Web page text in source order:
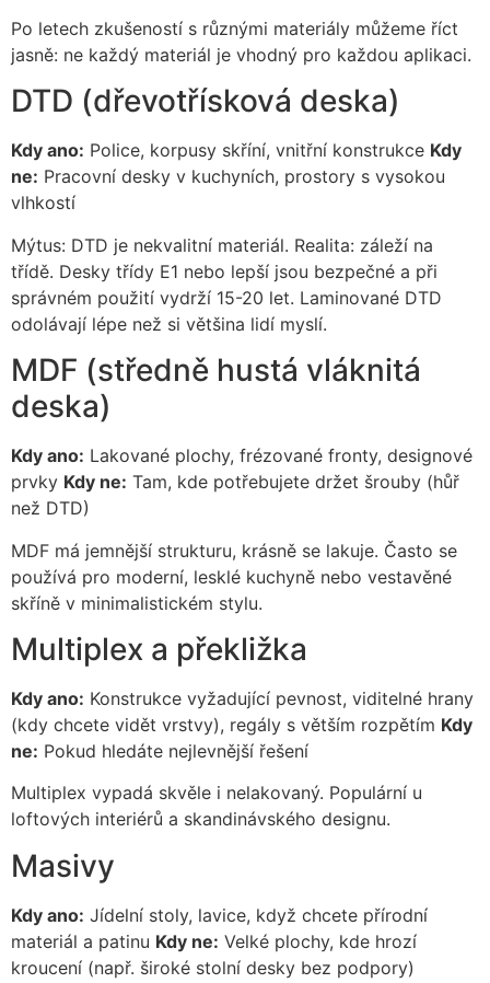
Po letech zkušeností s různými materiály můžeme říct
jasně: ne každý materiál je vhodný pro každou aplikaci.
DTD (dřevotřísková deska)
Kdy ano: Police, korpusy skříní, vnitřní konstrukce Kdy
ne: Pracovní desky v kuchyních, prostory s vysokou
vlhkostí
Mýtus: DTD je nekvalitní materiál. Realita: záleží na
třídě. Desky třídy E1 nebo lepší jsou bezpečné a při
správném použití vydrží 15-20 let. Laminované DTD
odolávají lépe než si většina lidí myslí.
MDF (středně hustá vláknitá
deska)
Kdy ano: Lakované plochy, frézované fronty, designové
prvky Kdy ne: Tam, kde potřebujete držet šrouby (hůř
než DTD)
MDF má jemnější strukturu, krásně se lakuje. Často se
používá pro moderní, lesklé kuchyně nebo vestavěné
skříně v minimalistickém stylu.
Multiplex a překližka
Kdy ano: Konstrukce vyžadující pevnost, viditelné hrany
(kdy chcete vidět vrstvy), regály s větším rozpětím Kdy
ne: Pokud hledáte nejlevnější řešení
Multiplex vypadá skvěle i nelakovaný. Populární u
loftových interiérů a skandinávského designu.
Masivy
Kdy ano: Jídelní stoly, lavice, když chcete přírodní
materiál a patinu Kdy ne: Velké plochy, kde hrozí
kroucení (např. široké stolní desky bez podpory)